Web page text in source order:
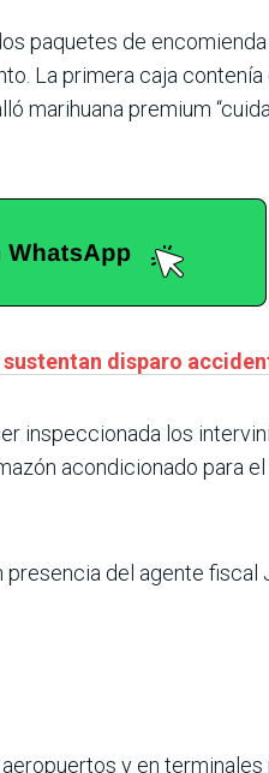
paquetes de
La primera caja
marihuana premium
disparo
inspeccionada los
acondicionado para
presencia del agente
y en terminales